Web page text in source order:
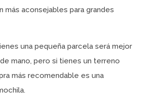
más aconsejables para grandes
una pequeña parcela será mejor
mano, pero si tienes un terreno
más recomendable es una